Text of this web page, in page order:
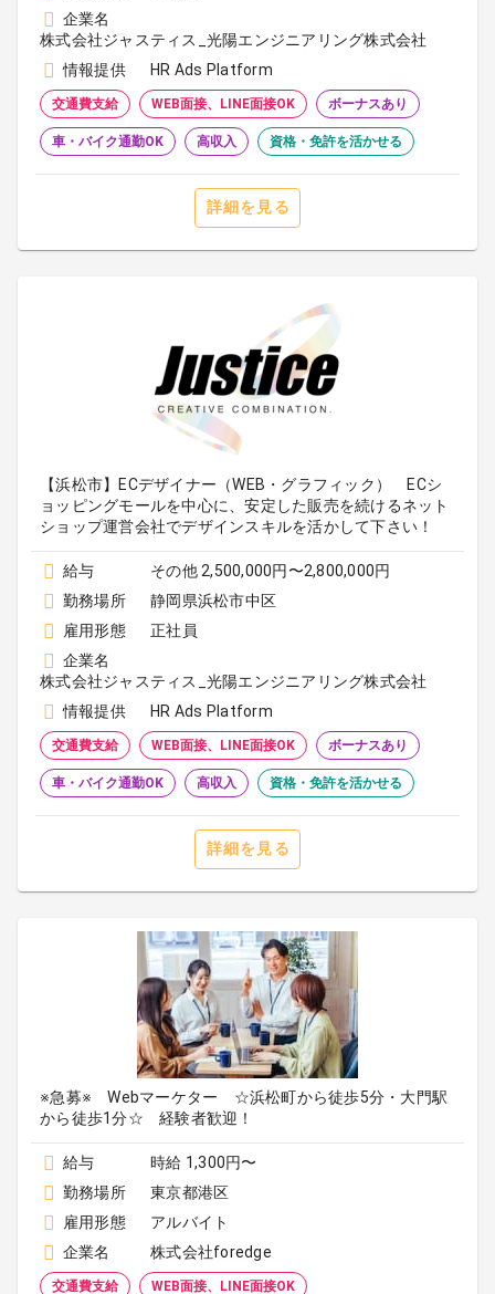
企業名
株式会社ジャスティス_光陽エンジニアリング株式会社
情報提供
HR Ads Platform
交通費支給 WEB面接、LINE面接OK ボーナスあり
車・バイク通勤OK 高収入 資格・免許を活かせる
詳細を見る
【浜松市】ECデザイナー（WEB・グラフィック） ECシ
ョッピングモールを中心に、安定した販売を続けるネット
ショップ運営会社でデザインスキルを活かして下さい！
給与
その他 2,500,000円〜2,800,000円
勤務場所
静岡県浜松市中区
雇用形態
正社員
企業名
株式会社ジャスティス_光陽エンジニアリング株式会社
情報提供
HR Ads Platform
交通費支給 WEB面接、LINE面接OK ボーナスあり
車・バイク通勤OK 高収入 資格・免許を活かせる
詳細を見る
※急募※ Webマーケター ☆浜松町から徒歩5分・大門駅
から徒歩1分☆ 経験者歓迎！
給与
時給 1,300円〜
勤務場所
東京都港区
雇用形態
アルバイト
企業名
株式会社foredge
交通費支給 WEB面接、LINE面接OK